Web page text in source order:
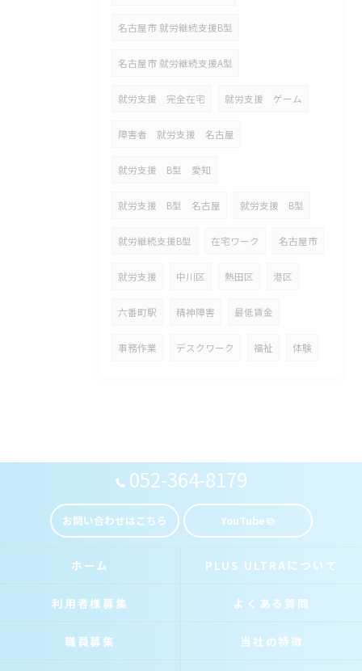
名古屋市 就労継続支援B型
名古屋市 就労継続支援A型
就労支援 完全在宅 就労支援 ゲーム
障害者 就労支援 名古屋
就労支援 B型 愛知
就労支援 B型 名古屋 就労支援 B型
就労継続支援B型 在宅ワーク 名古屋市
就労支援 中川区 熱田区 港区
六番町駅 精神障害 最低賃金
事務作業 デスクワーク 福祉 体験
052-364-8179
お問い合わせはこちら YouTube
ホーム PLUS ULTRAについて
利用者様募集 よくある質問
職員募集 当社の特徴